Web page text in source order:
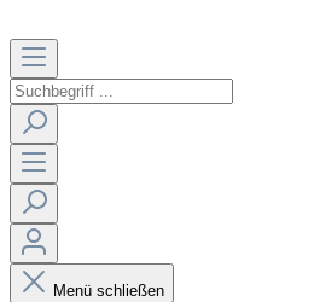
Menü schließen